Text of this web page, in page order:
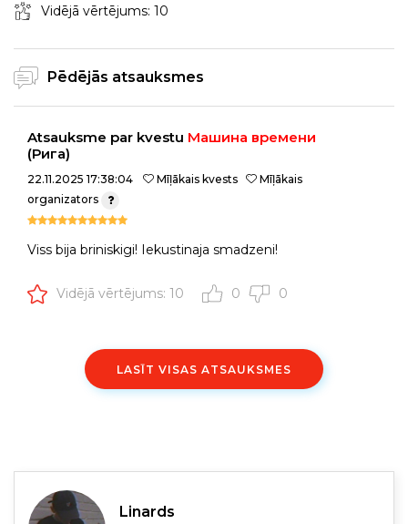
Vidējā vērtējums: 10
Pēdējās atsauksmes
Atsauksme par kvestu Машина времени
(Рига)
22.11.2025 17:38:04 Mīļākais kvests
Mīļākais
organizators
Viss bija briniskigi! Iekustinaja smadzeni!
Vidējā vērtējums: 10 0 0
LASĪT VISAS ATSAUKSMES
Linards